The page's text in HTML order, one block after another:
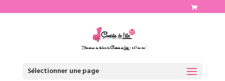
Sélectionner une page